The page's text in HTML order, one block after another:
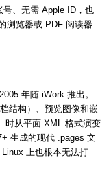
、无需 Apple ID，也
浏览器或 PDF 阅读器
年随 iWork 推出。
结构）、预览图像和嵌
时从平面 XML 格式演变
生成的现代 .pages 文
上也根本无法打